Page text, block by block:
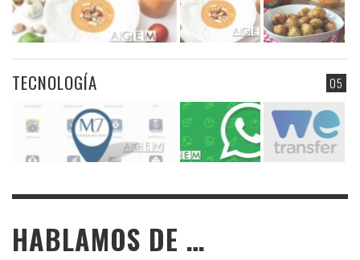
05
TECNOLOGÍA
HABLAMOS DE …